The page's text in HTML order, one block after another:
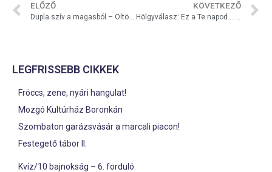
ELŐZŐ
Dupla szív a magasból – Öltözz pirosba akció Marcaliban
KÖVETKEZŐ
Hölgyválasz: Ez a Te napod… 2013.
LEGFRISSEBB CIKKEK
Fröccs, zene, nyári hangulat!
Mozgó Kultúrház Boronkán
Szombaton garázsvásár a marcali piacon!
Festegető tábor II.
Kvíz/10 bajnokság – 6. forduló